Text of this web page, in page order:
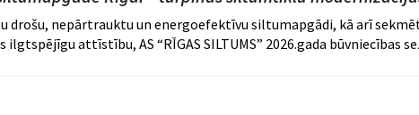
drošu, nepārtrauktu un energoefektīvu siltumapgādi, kā arī
attīstību, AS “RĪGAS SILTUMS” 2026.gada būvniecības